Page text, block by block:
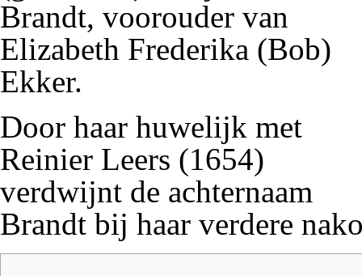
Brandt, voorouder van
Elizabeth Frederika (Bob)
Ekker.
Door haar huwelijk met
Reinier Leers (1654)
verdwijnt de achternaam
Brandt bij haar verdere